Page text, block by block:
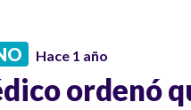
Hace 1 año
ordenó